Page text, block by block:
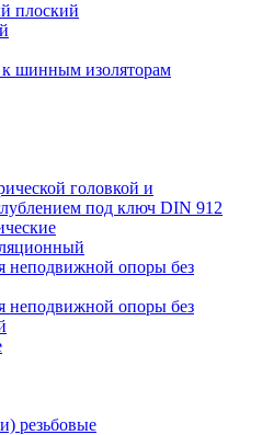
плоский
шинным изоляторам
головкой и
под ключ DIN 912
опоры без
опоры без
резьбовые